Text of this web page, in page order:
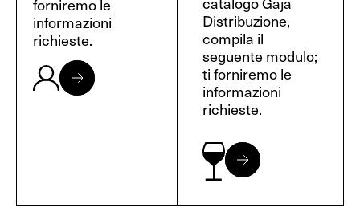
forniremo le
informazioni
richieste.
Distribuzione,
compila il
seguente modulo;
ti forniremo le
informazioni
richieste.